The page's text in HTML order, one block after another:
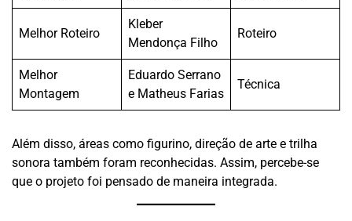
Melhor Roteiro
Kleber
Mendonça Filho
Roteiro
Melhor
Montagem
Eduardo Serrano
e Matheus Farias
Técnica
Além disso, áreas como figurino, direção de arte e trilha
sonora também foram reconhecidas. Assim, percebe-se
que o projeto foi pensado de maneira integrada.